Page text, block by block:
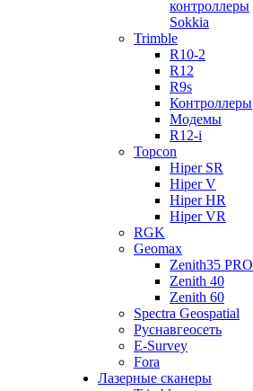
контроллеры
Sokkia
Trimble
R10-2
R12
R9s
Контроллеры
Модемы
R12-i
Topcon
Hiper SR
Hiper V
Hiper HR
Hiper VR
RGK
Geomax
Zenith35 PRO
Zenith 40
Zenith 60
Spectra Geospatial
Руснавгеосеть
E-Survey
Fora
Лазерные сканеры